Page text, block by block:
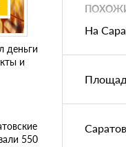
деньги
и
550
На